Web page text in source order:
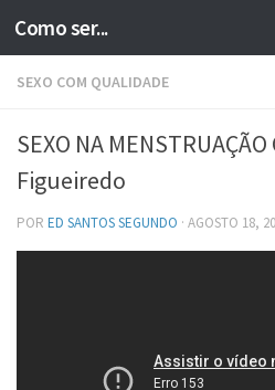
Skip to content
Como ser...
SEXO COM QUALIDADE
SEXO NA
Figueiredo
POR ED SANTOS SEGUNDO · AGOSTO 18,